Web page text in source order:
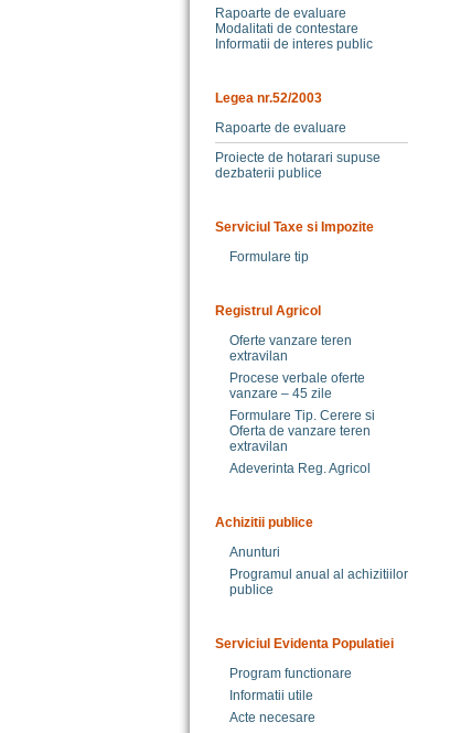
Rapoarte de evaluare
Modalitati de contestare
Informatii de interes public
Legea nr.52/2003
Rapoarte de evaluare
Proiecte de hotarari supuse
dezbaterii publice
Serviciul Taxe si Impozite
Formulare tip
Registrul Agricol
Oferte vanzare teren
extravilan
Procese verbale oferte
vanzare – 45 zile
Formulare Tip. Cerere si
Oferta de vanzare teren
extravilan
Adeverinta Reg. Agricol
Achizitii publice
Anunturi
Programul anual al achizitiilor
publice
Serviciul Evidenta Populatiei
Program functionare
Informatii utile
Acte necesare